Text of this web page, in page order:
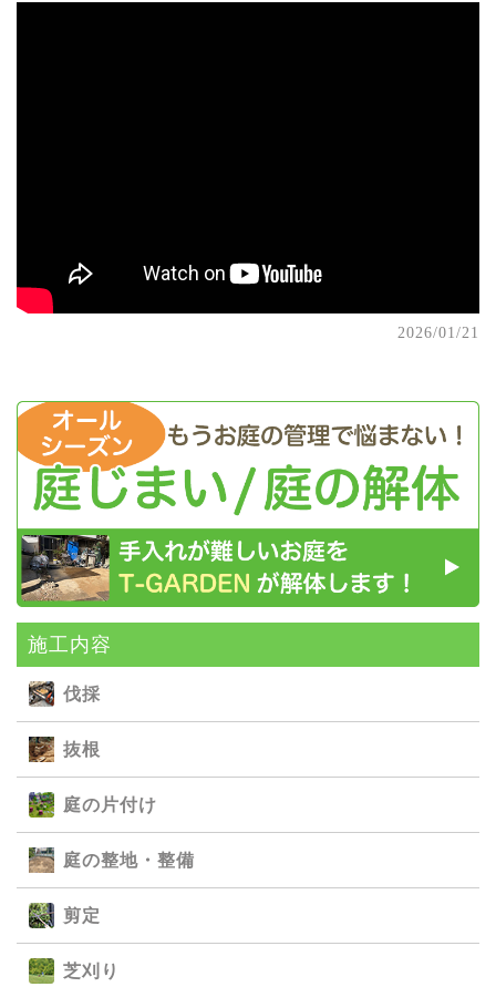
施⼯内容
伐採
抜根
庭の⽚付け
庭の整地・整備
剪定
芝刈り
2026/01/21